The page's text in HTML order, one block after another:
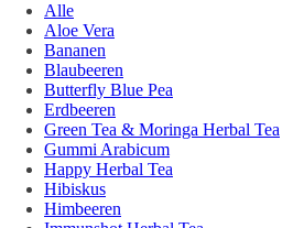
Alle
Aloe Vera
Bananen
Blaubeeren
Butterfly Blue Pea
Erdbeeren
Green Tea & Moringa Herbal Tea
Gummi Arabicum
Happy Herbal Tea
Hibiskus
Himbeeren